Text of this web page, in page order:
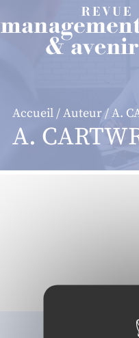
Accueil/Auteur/ A.
A.
Panneau de gestion des